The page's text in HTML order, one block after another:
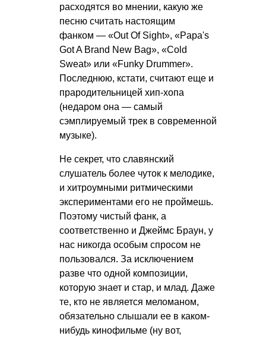
расходятся во мнении, какую же
песню считать настоящим
фанком — «Out Of Sight», «Papa's
Got A Brand New Bag», «Cold
Sweat» или «Funky Drummer».
Последнюю, кстати, считают еще и
прародительницей хип-хопа
(недаром она — самый
сэмплируемый трек в современной
музыке).
Не секрет, что славянский
слушатель более чуток к мелодике,
и хитроумными ритмическими
экспериментами его не проймешь.
Поэтому чистый фанк, а
соответственно и Джеймс Браун, у
нас никогда особым спросом не
пользовался. За исключением
разве что одной композиции,
которую знает и стар, и млад. Даже
те, кто не является меломаном,
обязательно слышали ее в каком-
нибудь кинофильме (ну вот,